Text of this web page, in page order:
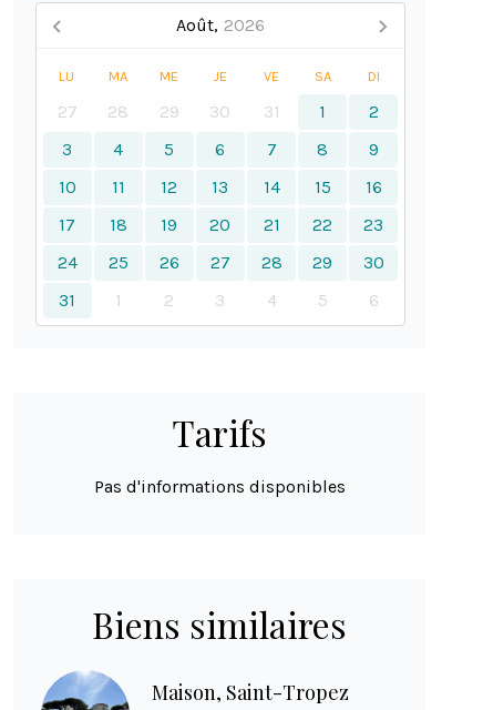
Août, 2026
LU MA ME JE VE SA DI
27 28 29 30 31 1
2
3
4 5 6 7 8
9
10
11 12 13 14 15
16
17
18 19 20 21 22
23
24
25 26 27 28 29
30
31
1 2 3 4 5 6
Tarifs
Pas d'informations disponibles
Biens similaires
Maison, Saint-Tropez